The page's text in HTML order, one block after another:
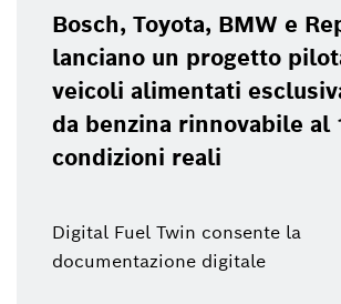
Bosch, Toyota, BMW e
lanciano un progetto
veicoli alimentati
da benzina rinnovabile al
condizioni reali
Digital Fuel Twin consente la
documentazione digitale